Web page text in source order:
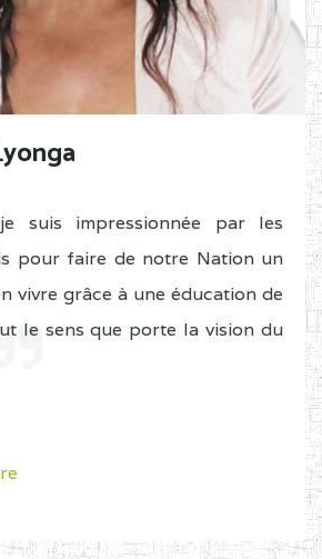
suis impressionnée par les
pour faire de notre Nation un
vivre grâce à une éducation de
le sens que porte la vision du